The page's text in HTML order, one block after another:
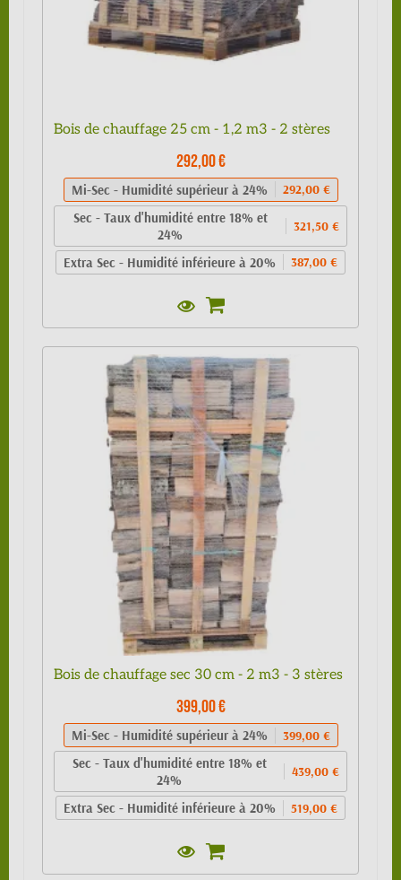
Bois de chauffage 25 cm - 1,2 m3 - 2 stères
292,00 €
Mi-Sec - Humidité supérieur à 24% 292,00 €
Sec - Taux d'humidité entre 18% et
24%
321,50 €
Extra Sec - Humidité inférieure à 20% 387,00 €
Bois de chauffage sec 30 cm - 2 m3 - 3 stères
399,00 €
Mi-Sec - Humidité supérieur à 24% 399,00 €
Sec - Taux d'humidité entre 18% et
24%
439,00 €
Extra Sec - Humidité inférieure à 20% 519,00 €